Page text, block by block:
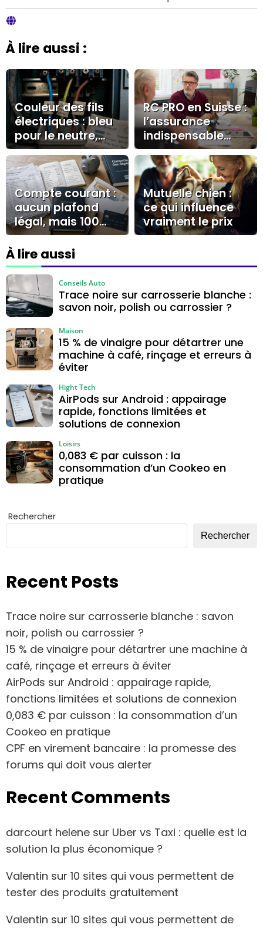
À lire aussi :
Couleur des fils
électriques : bleu
pour le neutre,
vert/jaune pour la
terre, marron ou
noir pour la phase
RC PRO en Suisse :
l’assurance
indispensable
pour les
indépendants
Compte courant :
aucun plafond
légal, mais 100
000 € à surveiller
Mutuelle chien :
ce qui influence
vraiment le prix
À lire aussi
Trace noire sur carrosserie blanche :
savon noir, polish ou carrossier ?
Conseils Auto
15 % de vinaigre pour détartrer une
machine à café, rinçage et erreurs à
éviter
Maison
AirPods sur Android : appairage
rapide, fonctions limitées et
solutions de connexion
Hight Tech
0,083 € par cuisson : la
consommation d’un Cookeo en
pratique
Loisirs
Rechercher
Rechercher
Recent Posts
Trace noire sur carrosserie blanche : savon
noir, polish ou carrossier ?
15 % de vinaigre pour détartrer une machine à
café, rinçage et erreurs à éviter
AirPods sur Android : appairage rapide,
fonctions limitées et solutions de connexion
0,083 € par cuisson : la consommation d’un
Cookeo en pratique
CPF en virement bancaire : la promesse des
forums qui doit vous alerter
Recent Comments
darcourt helene sur Uber vs Taxi : quelle est la
solution la plus économique ?
Valentin sur 10 sites qui vous permettent de
tester des produits gratuitement
Valentin sur 10 sites qui vous permettent de